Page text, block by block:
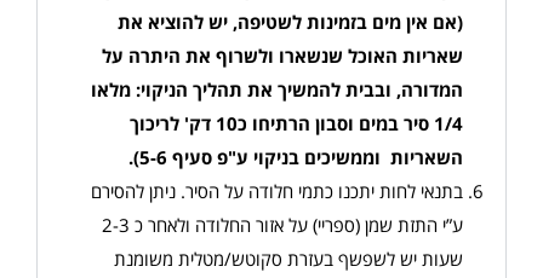
(אם אין מים בזמינות לשטיפה, יש להוציא את
שאריות האוכל שנשארו ולשרוף את היתרה על
המדורה, ובבית להמשיך את תהליך הניקוי: מלאו
1/4 סיר במים וסבון הרתיחו כ10 דק' לריכוך
השאריות וממשיכים בניקוי ע"פ סעיף 5-6)
.
בתנאי לחות יתכנו כתמי חלודה על הסיר. ניתן להסירם
ע”י התזת שמן (ספריי) על אזור החלודה ולאחר כ 2-3
שעות יש לשפשף בעזרת סקוטש/מטלית משומנת